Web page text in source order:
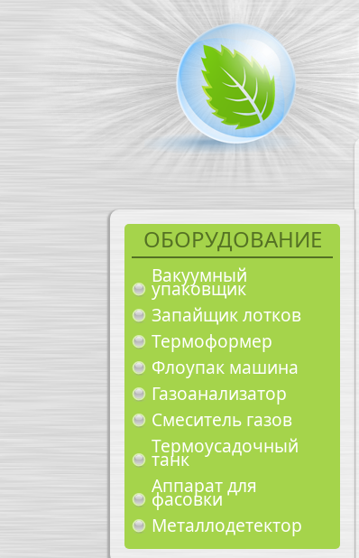
Перейти к основному содержанию
ОБОРУДОВАНИЕ
Вакуумный
упаковщик
Запайщик лотков
Термоформер
Флоупак машина
Газоанализатор
Смеситель газов
Термоусадочный
танк
Аппарат для
фасовки
Металлодетектор